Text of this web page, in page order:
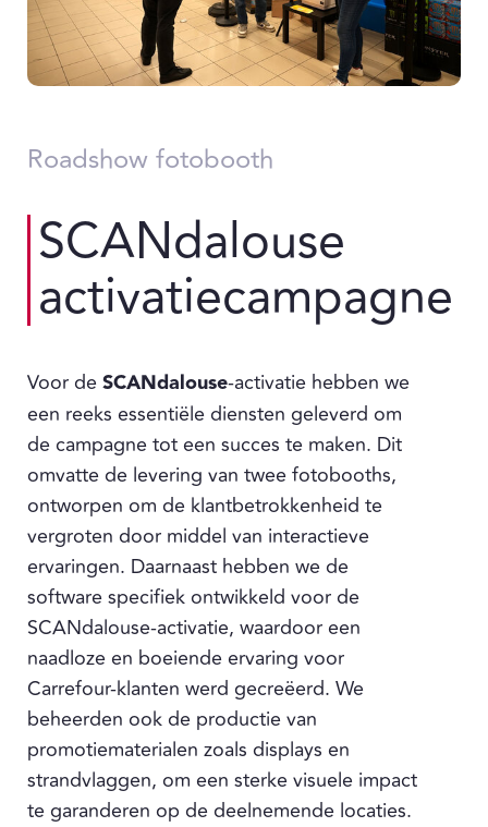
Roadshow fotobooth
SCANdalouse
activatiecampagne
Voor deSCANdalouse-activatie hebben we
een reeks essentiële diensten geleverd om
de campagne tot een succes te maken. Dit
omvatte de levering van twee fotobooths,
ontworpen om de klantbetrokkenheid te
vergroten door middel van interactieve
ervaringen. Daarnaast hebben we de
software specifiek ontwikkeld voor de
SCANdalouse-activatie, waardoor een
naadloze en boeiende ervaring voor
Carrefour-klanten werd gecreëerd. We
beheerden ook de productie van
promotiematerialen zoals displays en
strandvlaggen, om een sterke visuele impact
te garanderen op de deelnemende locaties.